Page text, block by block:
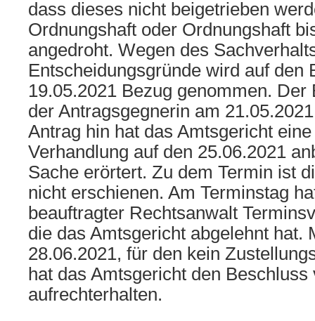
dass dieses nicht beigetrieben
Ordnungshaft oder Ordnungshaft
angedroht. Wegen des
Entscheidungsgründe wird auf den
19.05.2021 Bezug genommen. Der
der Antragsgegnerin am
Antrag hin hat das Amtsgericht
Verhandlung auf den 25.06.2021
Sache erörtert. Zu dem Termin ist
nicht erschienen. Am Terminstag
beauftragter Rechtsanwalt
die das Amtsgericht abgelehnt hat.
28.06.2021, für den kein
hat das Amtsgericht den
aufrechterhalten.